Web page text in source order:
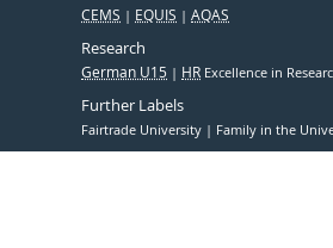
CEMS EQUIS AQAS
Research
German U15 HR Excellence in
Further Labels
Fairtrade University Family in the